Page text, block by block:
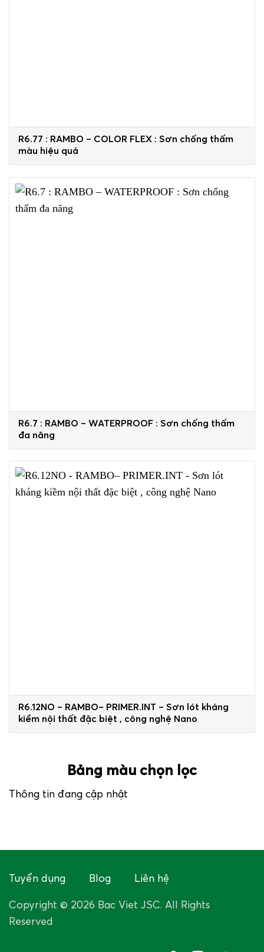
R6.77 : RAMBO – COLOR FLEX : Sơn chống thấm
màu hiệu quả
R6.7 : RAMBO – WATERPROOF : Sơn chống thấm
đa năng
R6.12NO – RAMBO– PRIMER.INT – Sơn lót kháng
kiềm nội thất đặc biệt , công nghệ Nano
Bảng màu chọn lọc
Thông tin đang cập nhật
Tuyển dụng Blog Liên hệ
Copyright © 2026 Bac Viet JSC. All Rights
Reserved